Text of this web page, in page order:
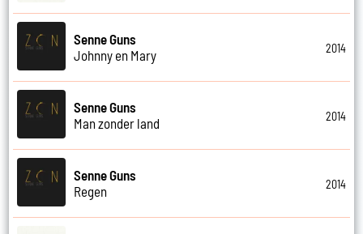
Senne Guns
Johnny en Mary
2014
Senne Guns
Man zonder land
2014
Senne Guns
Regen
2014